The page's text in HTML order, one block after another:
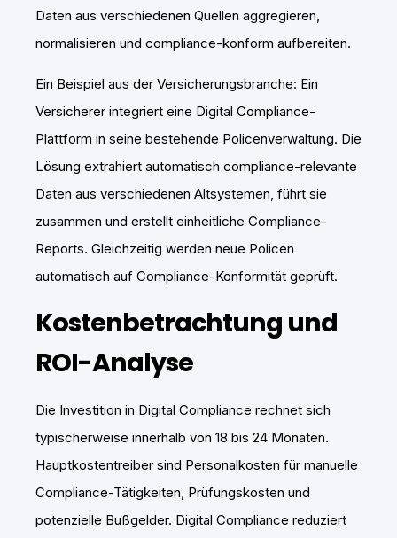
Daten aus verschiedenen Quellen aggregieren,
normalisieren und compliance-konform aufbereiten.
Ein Beispiel aus der Versicherungsbranche: Ein
Versicherer integriert eine Digital Compliance-
Plattform in seine bestehende Policenverwaltung. Die
Lösung extrahiert automatisch compliance-relevante
Daten aus verschiedenen Altsystemen, führt sie
zusammen und erstellt einheitliche Compliance-
Reports. Gleichzeitig werden neue Policen
automatisch auf Compliance-Konformität geprüft.
Kostenbetrachtung und
ROI-Analyse
Die Investition in Digital Compliance rechnet sich
typischerweise innerhalb von 18 bis 24 Monaten.
Hauptkostentreiber sind Personalkosten für manuelle
Compliance-Tätigkeiten, Prüfungskosten und
potenzielle Bußgelder. Digital Compliance reduziert